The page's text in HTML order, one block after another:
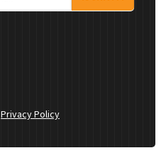
Privacy Policy